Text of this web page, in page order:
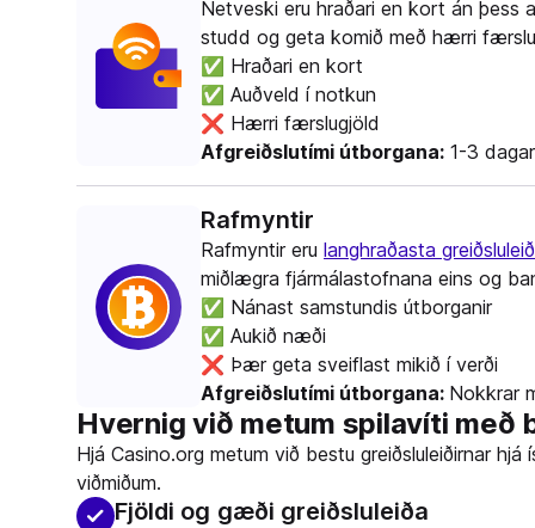
Netveski eru hraðari en kort án þess
studd og geta komið með hærri
✅ Hraðari en kort
✅ Auðveld í notkun
❌ Hærri færslugjöld
Afgreiðslutími útborgana: 1-3 dagar
Rafmyntir
Rafmyntir eru langhraðasta
miðlægra fjármálastofnana eins og
✅ Nánast samstundis útborganir
✅ Aukið næði
❌ Þær geta sveiflast mikið í verði
Afgreiðslutími útborgana: Nokkrar
Hvernig við metum spilavíti með
Hjá Casino.org metum við bestu greiðsluleiðirnar
viðmiðum.
Fjöldi og gæði greiðsluleiða